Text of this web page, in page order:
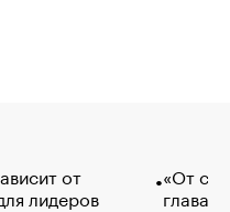
от
лидеров
«От
глава